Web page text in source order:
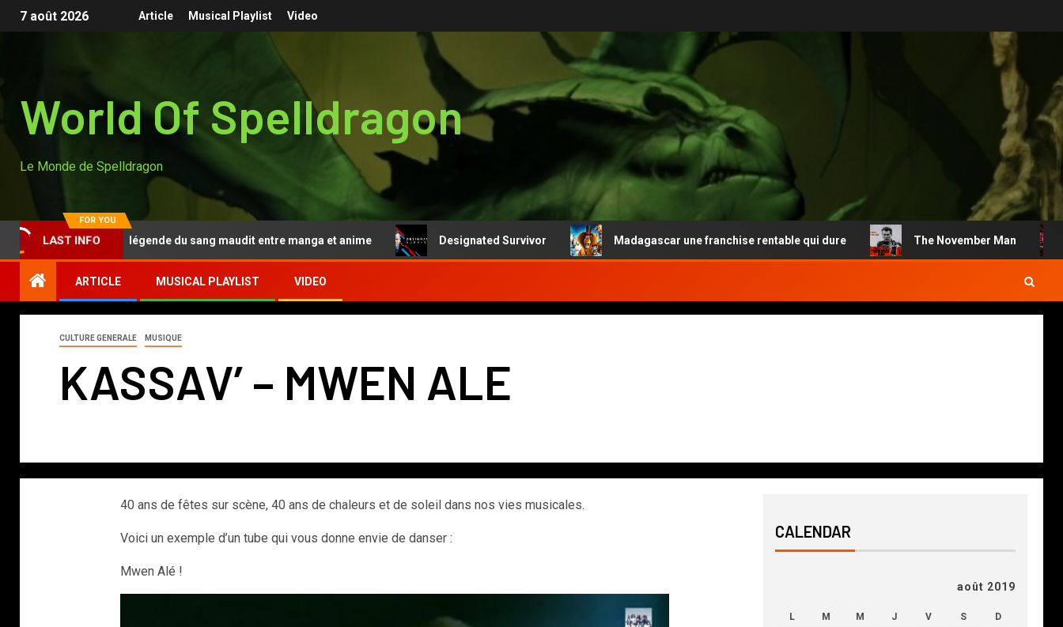
7 août 2026 Article Musical Playlist Video
World Of Spelldragon
Le Monde de Spelldragon
FOR YOU
LAST INFO
Tougen Anki, la légende du sang maudit entre manga et anime Designated Survivor Madagascar une franchise rentable qui dure The November Man
ARTICLE MUSICAL PLAYLIST VIDEO
CULTURE GENERALE MUSIQUE
KASSAV’ – MWEN ALE
40 ans de fêtes sur scène, 40 ans de chaleurs et de soleil dans nos vies musicales.
Voici un exemple d’un tube qui vous donne envie de danser :
Mwen Alé !
CALENDAR
août 2019
L M M J V S D